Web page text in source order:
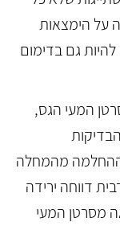
על הימצאות
גם בדימום
המעי הגס,
ההחלמה מהמחלה
דווחה ירידה
מסרטן המעי